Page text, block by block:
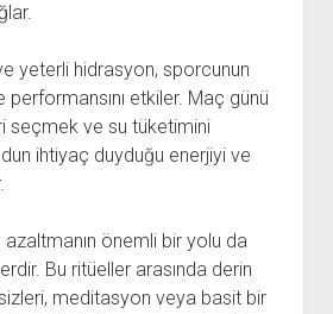
yeterli hidrasyon, sporcunun
performansını etkiler. Maç günü
seçmek ve su tüketimini
ihtiyaç duyduğu enerjiyi ve
azaltmanın önemli bir yolu da
Bu ritüeller arasında derin
meditasyon veya basit bir